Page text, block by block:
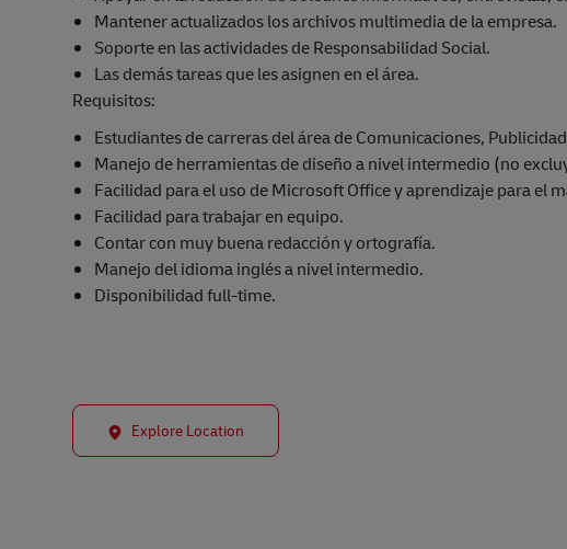
Mantener actualizados los archivos multimedia de la empresa.
Soporte en las actividades de Responsabilidad Social.
Las demás tareas que les asignen en el área.
Requisitos:
Estudiantes de carreras del área de Comunicaciones,
Manejo de herramientas de diseño a nivel intermedio (no
Facilidad para el uso de Microsoft Office y aprendizaje para el
Facilidad para trabajar en equipo.
Contar con muy buena redacción y ortografía.
Manejo del idioma inglés a nivel intermedio.
Disponibilidad full-time.
Explore Location